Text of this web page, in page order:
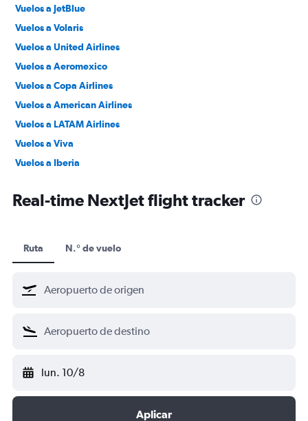
Vuelos a JetBlue
Vuelos a Volaris
Vuelos a United Airlines
Vuelos a Aeromexico
Vuelos a Copa Airlines
Vuelos a American Airlines
Vuelos a LATAM Airlines
Vuelos a Viva
Vuelos a Iberia
Real-time NextJet flight tracker
Ruta N.° de vuelo
lun. 10/8
Aplicar